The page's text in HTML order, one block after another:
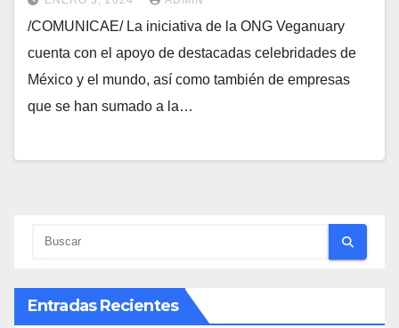
/COMUNICAE/ La iniciativa de la ONG Veganuary
cuenta con el apoyo de destacadas celebridades de
México y el mundo, así como también de empresas
que se han sumado a la…
Entradas Recientes